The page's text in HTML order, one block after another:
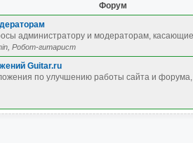
Форум
администратору и модераторам,
, Робот-гитарист
Guitar.ru
по улучшению работы сайта и